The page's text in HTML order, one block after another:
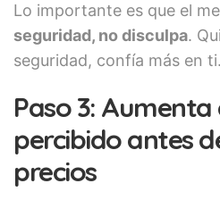
Lo importante es que el
seguridad, no disculpa.
seguridad, confía más en ti.
Paso 3:
percibido antes
precios